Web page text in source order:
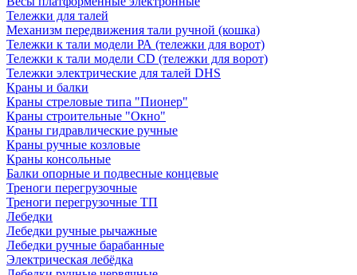
Тележки для талей
Механизм передвижения тали ручной (кошка)
Тележки к тали модели РА (тележки для ворот)
Тележки к тали модели CD (тележки для ворот)
Тележки электрические для талей DHS
Краны и балки
Краны стреловые типа "Пионер"
Краны строительные "Окно"
Краны гидравлические ручные
Краны ручные козловые
Краны консольные
Балки опорные и подвесные концевые
Треноги перегрузочные
Треноги перегрузочные ТП
Лебедки
Лебедки ручные рычажные
Лебедки ручные барабанные
Электрическая лебёдка